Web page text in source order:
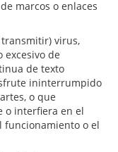
marcos o enlaces
virus,
de
de texto
ininterrumpido
o que
o interfiera en el
funcionamiento o el